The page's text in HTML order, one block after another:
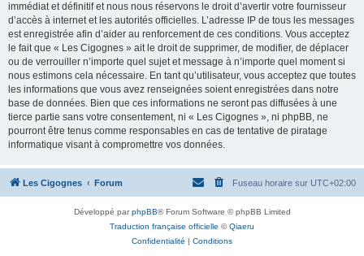
immédiat et définitif et nous nous réservons le droit d’avertir votre fournisseur
d’accès à internet et les autorités officielles. L’adresse IP de tous les messages
est enregistrée afin d’aider au renforcement de ces conditions. Vous acceptez
le fait que « Les Cigognes » ait le droit de supprimer, de modifier, de déplacer
ou de verrouiller n’importe quel sujet et message à n’importe quel moment si
nous estimons cela nécessaire. En tant qu’utilisateur, vous acceptez que toutes
les informations que vous avez renseignées soient enregistrées dans notre
base de données. Bien que ces informations ne seront pas diffusées à une
tierce partie sans votre consentement, ni « Les Cigognes », ni phpBB, ne
pourront être tenus comme responsables en cas de tentative de piratage
informatique visant à compromettre vos données.
Les Cigognes Forum Fuseau horaire sur UTC+02:00
Développé parphpBB® Forum Software © phpBB Limited
Traduction française officielle ©Qiaeru
Confidentialité | Conditions